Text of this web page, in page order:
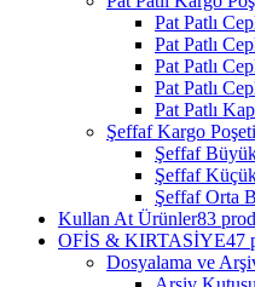
Pat Patlı
Pat Patlı
Pat Patlı
Pat Patlı
Pat Patlı
Şeffaf Kargo Poşeti
Şeffaf
Şeffaf
Şeffaf Orta
Kullan At Ürünler83
OFİS & KIRTASİYE47
Dosyalama ve